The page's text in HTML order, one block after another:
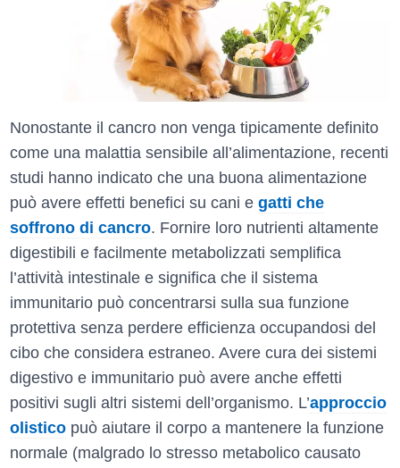
Nonostante il cancro non venga tipicamente definito
come una malattia sensibile all’alimentazione, recenti
studi hanno indicato che una buona alimentazione
può avere effetti benefici su cani e gatti che
soffrono di cancro. Fornire loro nutrienti altamente
digestibili e facilmente metabolizzati semplifica
l’attività intestinale e significa che il sistema
immunitario può concentrarsi sulla sua funzione
protettiva senza perdere efficienza occupandosi del
cibo che considera estraneo. Avere cura dei sistemi
digestivo e immunitario può avere anche effetti
positivi sugli altri sistemi dell’organismo. L’approccio
olistico può aiutare il corpo a mantenere la funzione
normale (malgrado lo stresso metabolico causato